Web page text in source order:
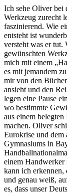
Ich sehe Oliver bei
Werkzeug zurecht
faszinierend. Wie
entsteht ist
versteht was er tut.
gewünschten
mich mit einem
es mit jemandem
mir von den
ansieht und den
legen eine Pause
wo bestimmte
aus einem
machen. Oliver
Eurokrise und dem
Gymnasiums in
einem Handwerker
kann ich erkennen,
und genau weiß,
es, dass unser